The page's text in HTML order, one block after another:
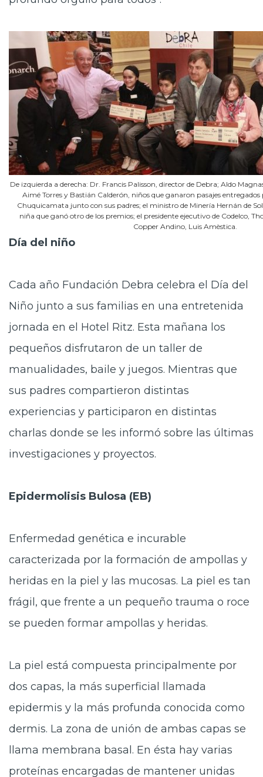
De izquierda a derecha: Dr. Francis Palisson, director de Debra; Aldo
Aimé Torres y Bastián Calderón, niños que ganaron pasajes
Chuquicamata junto con sus padres; el ministro de Minería Hernán de
niña que ganó otro de los premios; el presidente ejecutivo de Codelco,
Copper Andino, Luis Amèstica.
Día del niño
Cada año Fundación Debra celebra el Día del
Niño junto a sus familias en una entretenida
jornada en el Hotel Ritz. Esta mañana los
pequeños disfrutaron de un taller de
manualidades, baile y juegos. Mientras que
sus padres compartieron distintas
experiencias y participaron en distintas
charlas donde se les informó sobre las últimas
investigaciones y proyectos.
Epidermolisis Bulosa (EB)
Enfermedad genética e incurable
caracterizada por la formación de ampollas y
heridas en la piel y las mucosas. La piel es tan
frágil, que frente a un pequeño trauma o roce
se pueden formar ampollas y heridas.
La piel está compuesta principalmente por
dos capas, la más superficial llamada
epidermis y la más profunda conocida como
dermis. La zona de unión de ambas capas se
llama membrana basal. En ésta hay varias
proteínas encargadas de mantener unidas